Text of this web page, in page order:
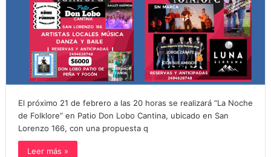
El próximo 21 de febrero a las 20 horas se realizará “La Noche
de Folklore” en Patio Don Lobo Cantina, ubicado en San
Lorenzo 166, con una propuesta q
Leer más »